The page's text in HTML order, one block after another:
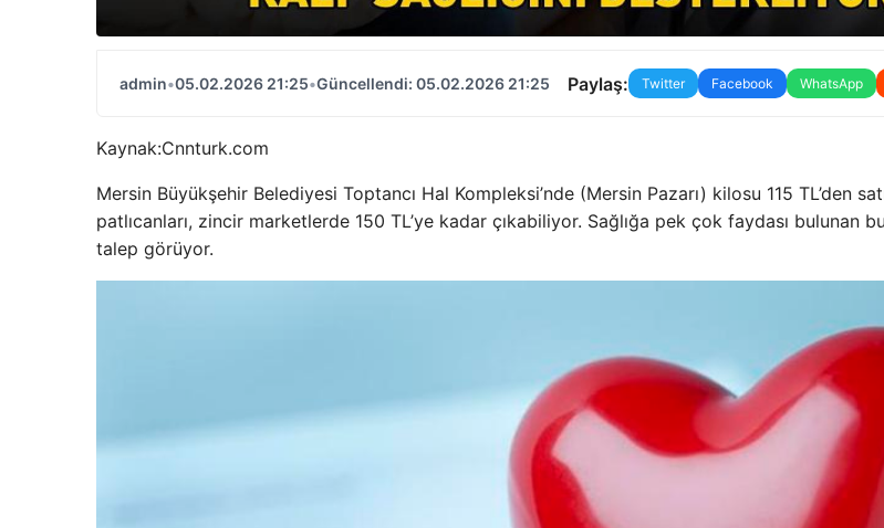
admin•05.02.2026 21:25•Güncellendi: 05.02.2026 21:25 Paylaş: Twitter Facebook WhatsApp
Kaynak:Cnnturk.com
Mersin Büyükşehir Belediyesi Toptancı Hal Kompleksi’nde (Mersin Pazarı) kilosu 115 TL’den
patlıcanları, zincir marketlerde 150 TL’ye kadar çıkabiliyor. Sağlığa pek çok faydası bulunan
talep görüyor.